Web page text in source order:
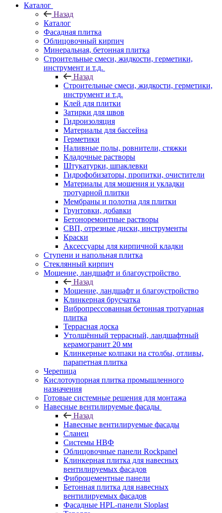
Каталог
Назад
Каталог
Фасадная плитка
Облицовочный кирпич
Минеральная, бетонная плитка
Строительные смеси, жидкости, герметики,
инструмент и т.д.
Назад
Строительные смеси, жидкости, герметики,
инструмент и т.д.
Клей для плитки
Затирки для швов
Гидроизоляция
Материалы для бассейна
Герметики
Наливные полы, ровнители, стяжки
Кладочные растворы
Штукатурки, шпаклевки
Гидрофобизаторы, пропитки, очистители
Материалы для мощения и укладки
тротуарной плитки
Мембраны и полотна для плитки
Грунтовки, добавки
Бетоноремонтные растворы
СВП, отрезные диски, инструменты
Краски
Аксессуары для кирпичной кладки
Ступени и напольная плитка
Cтеклянный кирпич
Мощение, ландшафт и благоустройство
Назад
Мощение, ландшафт и благоустройство
Клинкерная брусчатка
Вибропрессованная бетонная тротуарная
плитка
Террасная доска
Утолщённый террасный, ландшафтный
керамогранит 20 мм
Клинкерные колпаки на столбы, отливы,
парапетная плитка
Черепица
Кислотоупорная плитка промышленного
назначения
Готовые системные решения для монтажа
Навесные вентилируемые фасады
Назад
Навесные вентилируемые фасады
Сланец
Системы НВФ
Облицовочные панели Rockpanel
Клинкерная плитка для навесных
вентилируемых фасадов
Фиброцементные панели
Бетонная плитка для навесных
вентилируемых фасадов
Фасадные HPL-панели Sloplast